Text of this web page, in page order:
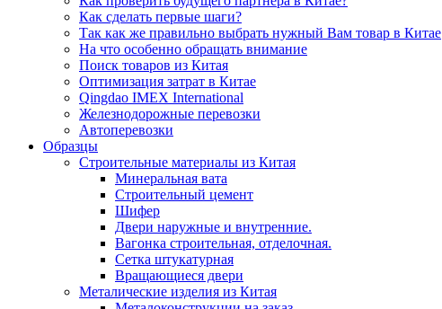
Как сделать первые шаги?
Так как же правильно выбрать нужный Вам товар в Китае
На что особенно обращать внимание
Поиск товаров из Китая
Оптимизация затрат в Китае
Qingdao IMEX International
Железнодорожные перевозки
Автоперевозки
Образцы
Строительные материалы из Китая
Минеральная вата
Строительный цемент
Шифер
Двери наружные и внутренние.
Вагонка строительная, отделочная.
Сетка штукатурная
Вращающиеся двери
Металические изделия из Китая